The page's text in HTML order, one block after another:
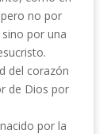
no por
por una
del corazón
de Dios por
por la